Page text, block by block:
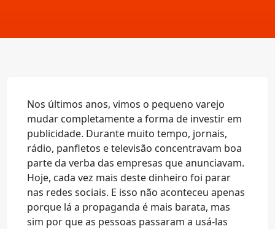
Nos últimos anos, vimos o pequeno varejo
mudar completamente a forma de investir em
publicidade. Durante muito tempo, jornais,
rádio, panfletos e televisão concentravam boa
parte da verba das empresas que anunciavam.
Hoje, cada vez mais deste dinheiro foi parar
nas redes sociais. E isso não aconteceu apenas
porque lá a propaganda é mais barata, mas
sim por que as pessoas passaram a usá-las